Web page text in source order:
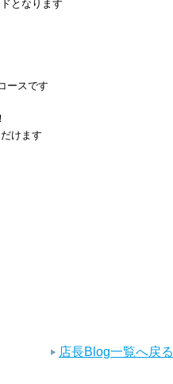
となります
ースです
けます
店長Blog一覧へ戻る